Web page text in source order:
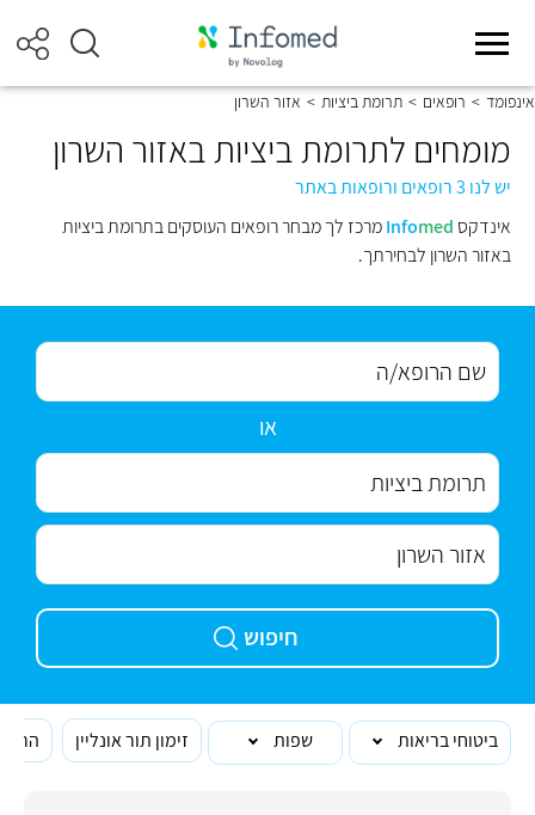
אינפומד > רופאים > תרומת ביציות > אזור השרון
מומחים לתרומת ביציות באזור השרון
יש לנו 3 רופאים ורופאות באתר
אינדקס
Infomed
מרכז לך מבחר רופאים העוסקים בתרומת ביציות
באזור השרון לבחירתך.
או
חיפוש
ביטוחי בריאות שפות זימון תור אונליין